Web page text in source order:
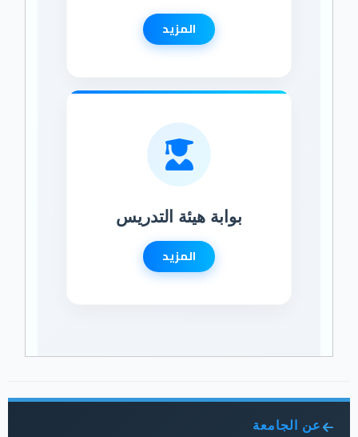
المزيد
بوابة هيئة التدريس
المزيد
عن الجامعة